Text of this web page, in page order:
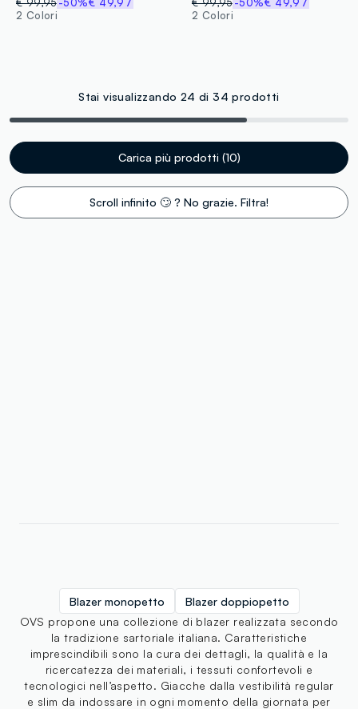
2 Colori
2 Colori
Stai visualizzando 24 di 34 prodotti
Carica più prodotti (10)
Scroll infinito 🙄 ? No grazie. Filtra!
Blazer monopetto
Blazer doppiopetto
OVS propone una collezione di blazer realizzata secondo
la tradizione sartoriale italiana. Caratteristiche
imprescindibili sono la cura dei dettagli, la qualità e la
ricercatezza dei materiali, i tessuti confortevoli e
tecnologici nell’aspetto. Giacche dalla vestibilità regular
e slim da indossare in ogni momento della giornata per